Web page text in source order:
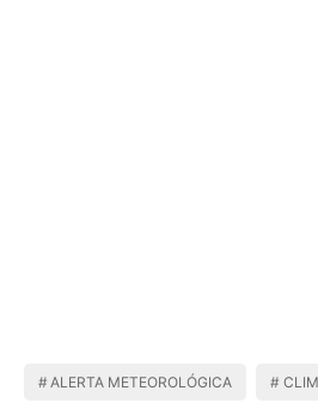
ALERTA METEOROLÓGICA